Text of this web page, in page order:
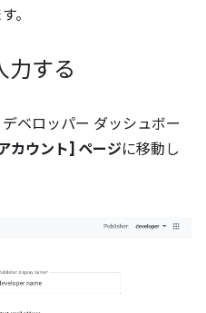
。
力する
ベロッパー ダッシュボー
カウント] ページに移動し